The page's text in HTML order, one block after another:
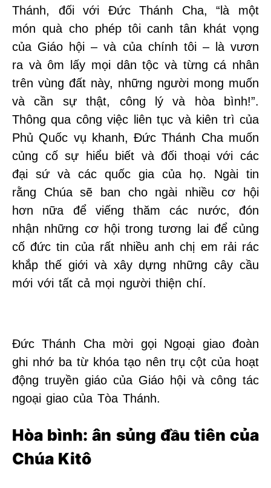
Thánh, đối với Đức Thánh Cha, “là một
món quà cho phép tôi canh tân khát vọng
của Giáo hội – và của chính tôi – là vươn
ra và ôm lấy mọi dân tộc và từng cá nhân
trên vùng đất này, những người mong muốn
và cần sự thật, công lý và hòa bình!”.
Thông qua công việc liên tục và kiên trì của
Phủ Quốc vụ khanh, Đức Thánh Cha muốn
củng cố sự hiểu biết và đối thoại với các
đại sứ và các quốc gia của họ. Ngài tin
rằng Chúa sẽ ban cho ngài nhiều cơ hội
hơn nữa để viếng thăm các nước, đón
nhận những cơ hội trong tương lai để củng
cố đức tin của rất nhiều anh chị em rải rác
khắp thế giới và xây dựng những cây cầu
mới với tất cả mọi người thiện chí.
Đức Thánh Cha mời gọi Ngoại giao đoàn
ghi nhớ ba từ khóa tạo nên trụ cột của hoạt
động truyền giáo của Giáo hội và công tác
ngoại giao của Tòa Thánh.
Hòa bình: ân sủng đầu tiên của
Chúa Kitô